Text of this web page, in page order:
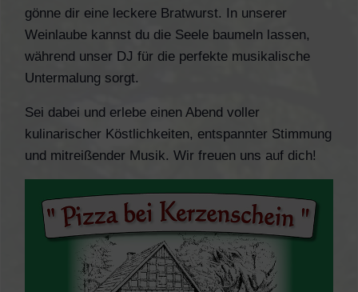
gönne dir eine leckere Bratwurst. In unserer
Weinlaube kannst du die Seele baumeln lassen,
während unser DJ für die perfekte musikalische
Untermalung sorgt.
Sei dabei und erlebe einen Abend voller
kulinarischer Köstlichkeiten, entspannter Stimmung
und mitreißender Musik. Wir freuen uns auf dich!